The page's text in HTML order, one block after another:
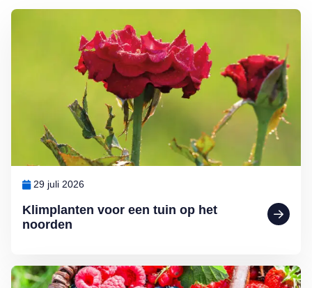
Klimplanten voor een tuin op het
noorden
29 juli 2026
Lees meer over Klimplanten voor een tuin op het noorden
Lees meer over Klein maar fijn: kleinfruit kweken in de (moes)tuin